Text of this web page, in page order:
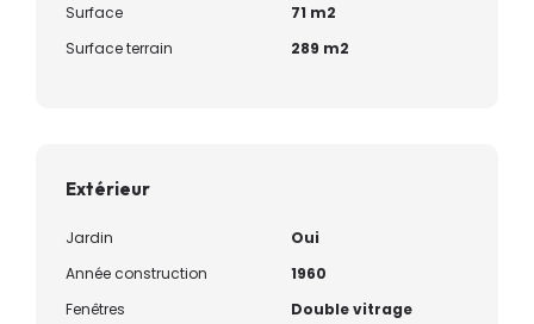
Surface
71 m2
Surface terrain
289 m2
Extérieur
Jardin
Oui
Année construction
1960
Fenêtres
Double vitrage